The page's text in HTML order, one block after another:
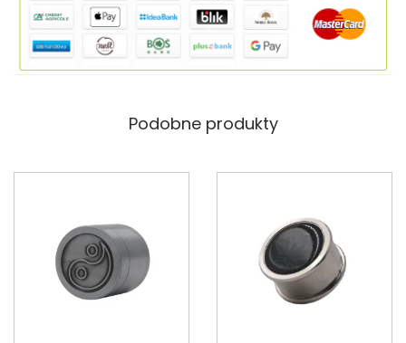
M
i
n
Podobne produkty